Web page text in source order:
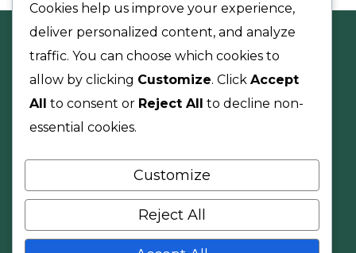
Nuestra Compañía
Aumentamos su rentabilidad a través del
Cookies help us improve your experience,
deliver personalized content, and analyze
traffic. You can choose which cookies to
allow by clicking Customize. Click Accept
All to consent or Reject All to decline non-
essential cookies.
Customize
Reject All